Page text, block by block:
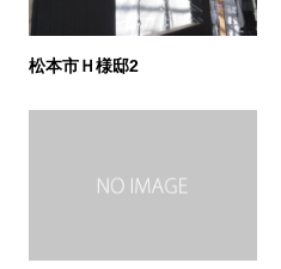
松本市Ｈ様邸2